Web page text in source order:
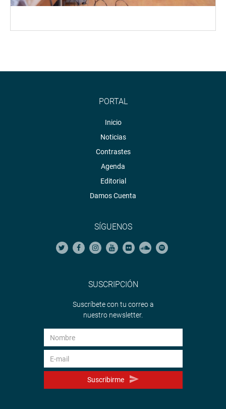
PORTAL
Inicio
Noticias
Contrastes
Agenda
Editorial
Damos Cuenta
SÍGUENOS
SUSCRIPCIÓN
Suscríbete con tu correo a
nuestro newsletter.
Suscribirme